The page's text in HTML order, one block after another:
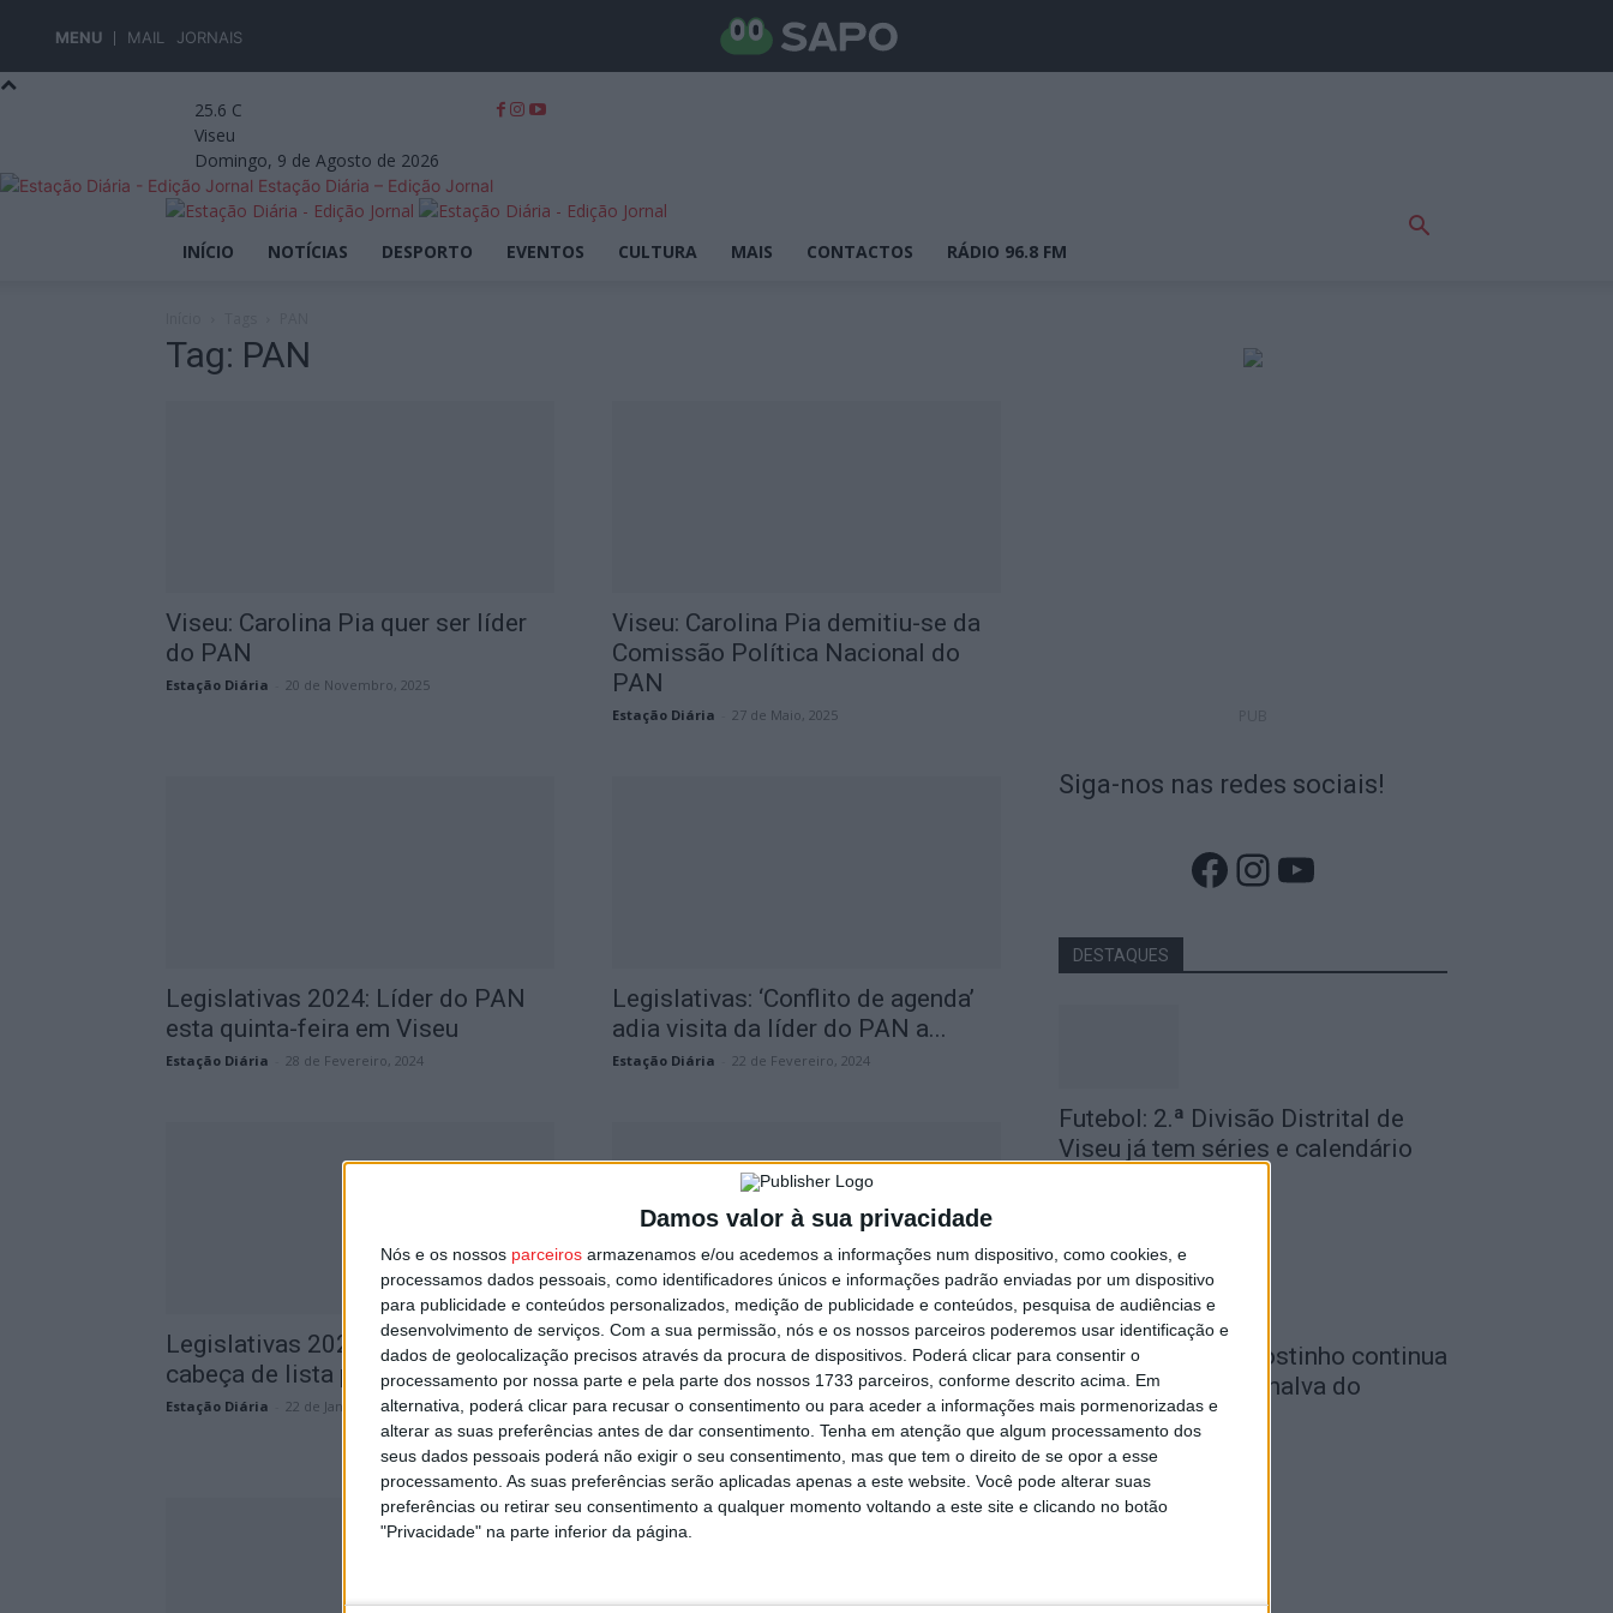
Damos valor à sua privacidade
Nós e os nossos parceiros armazenamos e/ou acedemos a informações num dispositivo, como cookies, e
processamos dados pessoais, como identificadores únicos e informações padrão enviadas por um dispositivo
para publicidade e conteúdos personalizados, medição de publicidade e conteúdos, pesquisa de audiências e
desenvolvimento de serviços. Com a sua permissão, nós e os nossos parceiros poderemos usar identificação e
dados de geolocalização precisos através da procura de dispositivos. Poderá clicar para consentir o
processamento por nossa parte e pela parte dos nossos 1733 parceiros, conforme descrito acima. Em
alternativa, poderá clicar para recusar o consentimento ou para aceder a informações mais pormenorizadas e
alterar as suas preferências antes de dar consentimento. Tenha em atenção que algum processamento dos
seus dados pessoais poderá não exigir o seu consentimento, mas que tem o direito de se opor a esse
processamento. As suas preferências serão aplicadas apenas a este website. Você pode alterar suas
preferências ou retirar seu consentimento a qualquer momento voltando a este site e clicando no botão
"Privacidade" na parte inferior da página.
MENU MAIL JORNAIS
25.6 C
Viseu
Domingo, 9 de Agosto de 2026
Estação Diária – Edição Jornal
INÍCIO NOTÍCIAS DESPORTO EVENTOS CULTURA MAIS CONTACTOS RÁDIO 96.8 FM
Tag: PAN
Viseu: Carolina Pia quer ser líder
do PAN
Estação Diária 20 de Novembro, 2025
Viseu: Carolina Pia demitiu-se da
Comissão Política Nacional do
PAN
Estação Diária 27 de Maio, 2025
Legislativas 2024: Líder do PAN
esta quinta-feira em Viseu
Estação Diária 28 de Fevereiro, 2024
Legislativas: ‘Conflito de agenda’
adia visita da líder do PAN a...
Estação Diária 22 de Fevereiro, 2024
Legislativas 2024: PAN já tem
cabeça de lista para Viseu
Estação Diária 22 de Janeiro, 2024
Legislativas 2022: PAN repete
Carolina Almeida como ‘cabeça de
lista’ em...
Estação Diária - 9 de Dezembro, 2021
Siga-nos nas redes sociais!
Facebook
Instagram
YouTube
DESTAQUES
Futebol: 2.ª Divisão Distrital de
Viseu já tem séries e calendário
Futebol: Carlos Agostinho continua
no comando do Penalva do
Castelo